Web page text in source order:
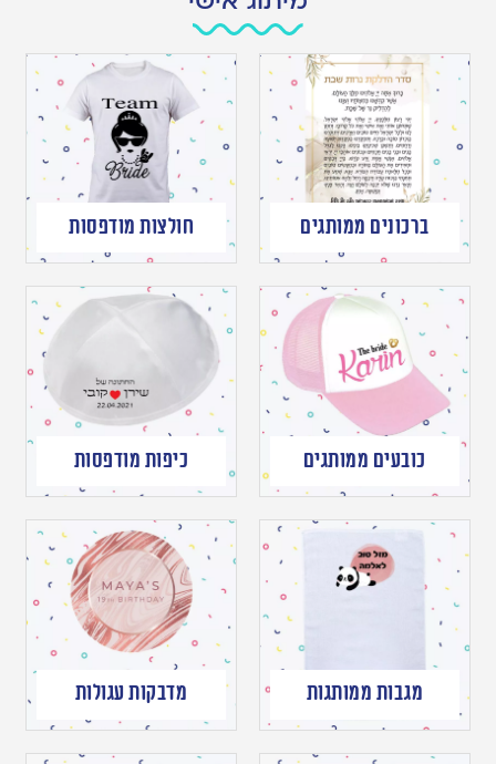
ברכונים ממותגים חולצות מודפסות
כובעים ממותגים כיפות מודפסות
מגבות ממותגות מדבקות עגולות